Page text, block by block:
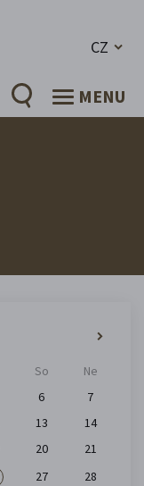
CZ
MENU
So
Ne
6
7
13
14
20
21
27
28